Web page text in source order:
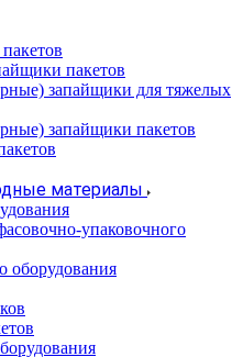
пакетов
запайщики для тяжелых
запайщики пакетов
материалы
упаковочного
оборудования